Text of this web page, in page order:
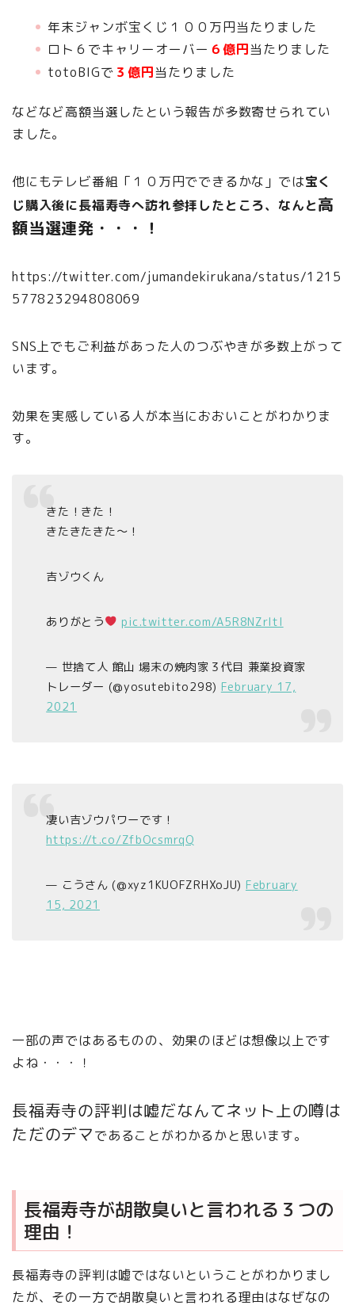
年末ジャンボ宝くじ１００万円当たりました
ロト６でキャリーオーバー ６億円当たりました
totoBIGで ３億円当たりました
などなど高額当選したという報告が多数寄せられてい
ました。
他にもテレビ番組「１０万円でできるかな」では宝く
じ購入後に長福寿寺へ訪れ参拝したところ、なんと高
額当選連発・・・！
https://twitter.com/jumandekirukana/status/1215
577823294808069
SNS上でもご利益があった人のつぶやきが多数上がって
います。
効果を実感している人が本当におおいことがわかりま
す。
きた！きた！
きたきたきた～！
吉ゾウくん
ありがとう pic.twitter.com/A5R8NZrItI
— 世捨て人 館山 場末の焼肉家３代目 兼業投資家
トレーダー (@yosutebito298) February 17,
2021
凄い吉ゾウパワーです！
https://t.co/ZfbOcsmrqQ
— こうさん (@xyz1KUOFZRHXoJU) February
15, 2021
一部の声ではあるものの、効果のほどは想像以上です
よね・・・！
長福寿寺の評判は嘘だなんてネット上の噂は
ただのデマであることがわかるかと思います。
長福寿寺が胡散臭いと言われる３つの
理由！
長福寿寺の評判は嘘ではないということがわかりまし
たが、その一方で胡散臭いと言われる理由はなぜなの